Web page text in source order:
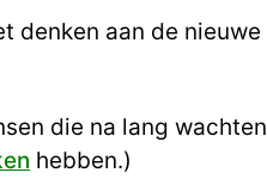
denken aan de nieuwe
die na lang wachten
hebben.)